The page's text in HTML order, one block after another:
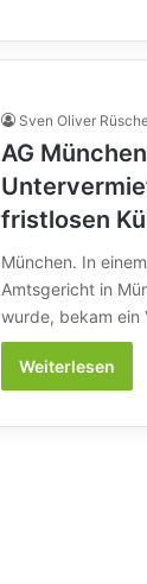
Sven Oliver
AG
fristlosen
München. In
Amtsgericht in
wurde, bekam ein
Weiterlesen